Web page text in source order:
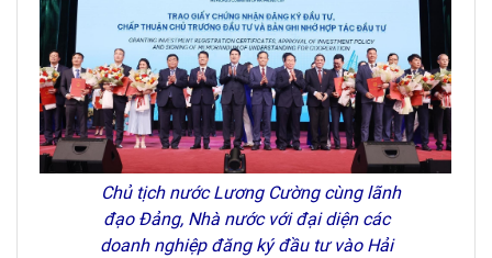
Chủ tịch nước Lương Cường cùng lãnh
đạo Đảng, Nhà nước với đại diện các
doanh nghiệp đăng ký đầu tư vào Hải